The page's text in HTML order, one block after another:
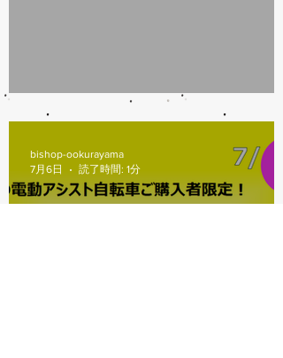
7/31営業時間変更
bishop-ookurayama
7月6日
読了時間: 1分